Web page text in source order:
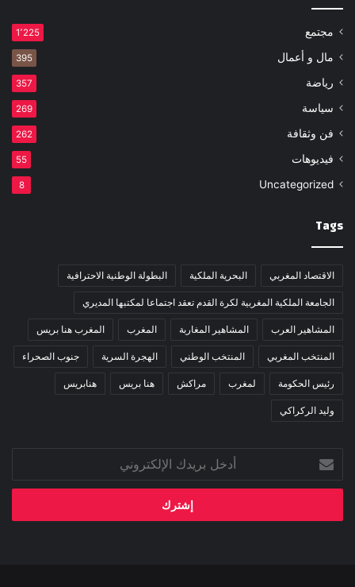
مجتمع 1٬225
مال و أعمال 395
رياضة 357
سياسة 269
فن وثقافة 262
فيديوهات 55
Uncategorized
8
Tags
الاقتصاد المغربي البحرية الملكية البطولة الوطنية الاحترافية
الجامعة الملكية المغربية لكرة القدم تعقد اجتماعا لمكتبها المديري
المشاهير العرب المشاهير المغاربة المغرب المغرب هنا بريس
المنتخب المغربي المنتخب الوطني الهجرة السرية جنوب الصحراء
رئيس الحكومة لمغرب مراكش هنا بريس هنابريس
وليد الركراكي
أدخل
بريدك
الإلكتروني